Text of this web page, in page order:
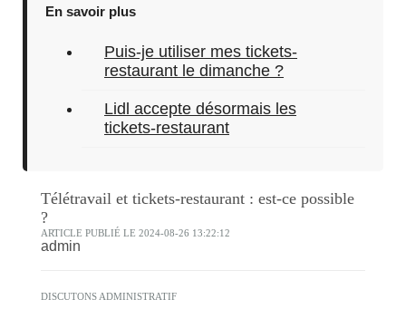
En savoir plus
Puis-je utiliser mes tickets-
restaurant le dimanche ?
Lidl accepte désormais les
tickets-restaurant
Télétravail et tickets-restaurant : est-ce possible
?
ARTICLE PUBLIÉ LE 2024-08-26 13:22:12
admin
DISCUTONS ADMINISTRATIF